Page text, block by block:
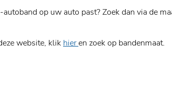
op uw auto past? Zoek dan via de
website, klik hieren zoek op bandenmaat.